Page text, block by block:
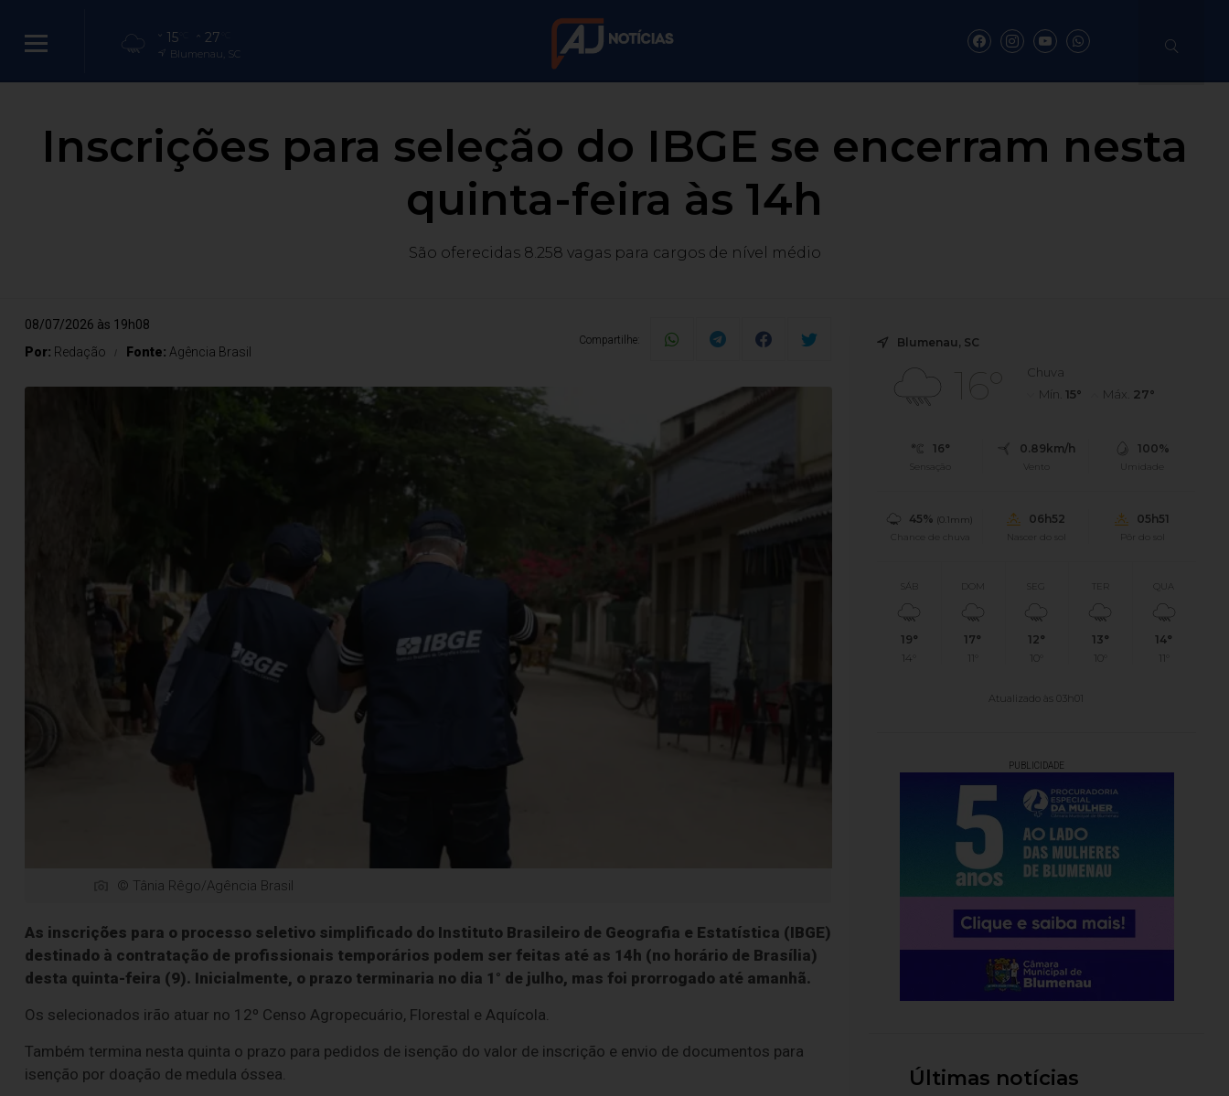
15 27
Blumenau, SC
Inscrições para seleção do IBGE se encerram nesta
quinta-feira às 14h
São oferecidas 8.258 vagas para cargos de nível médio
08/07/2026 às 19h08
Por: Redação Fonte: Agência Brasil
Compartilhe:
© Tânia Rêgo/Agência Brasil
As inscrições para o processo seletivo simplificado do Instituto Brasileiro de Geografia e Estatística (IBGE)
destinado à contratação de profissionais temporários podem ser feitas até as 14h (no horário de Brasília)
desta quinta-feira (9). Inicialmente, o prazo terminaria no dia 1° de julho, mas foi prorrogado até amanhã.
Os selecionados irão atuar no 12º Censo Agropecuário, Florestal e Aquícola.
Também termina nesta quinta o prazo para pedidos de isenção do valor de inscrição e envio de documentos para
isenção por doação de medula óssea.
Blumenau, SC
16°
Chuva
Mín.15° Máx. 27°
16°
Sensação
0.89km/h
Vento
100%
Umidade
45% (0.1mm)
Chance de chuva
06h52
Nascer do sol
05h51
Pôr do sol
SÁB
19°
14°
DOM
17°
11°
12°
10°
TER
13°
10°
QUA
14°
11°
Atualizado às 03h01
PUBLICIDADE
Últimas notícias